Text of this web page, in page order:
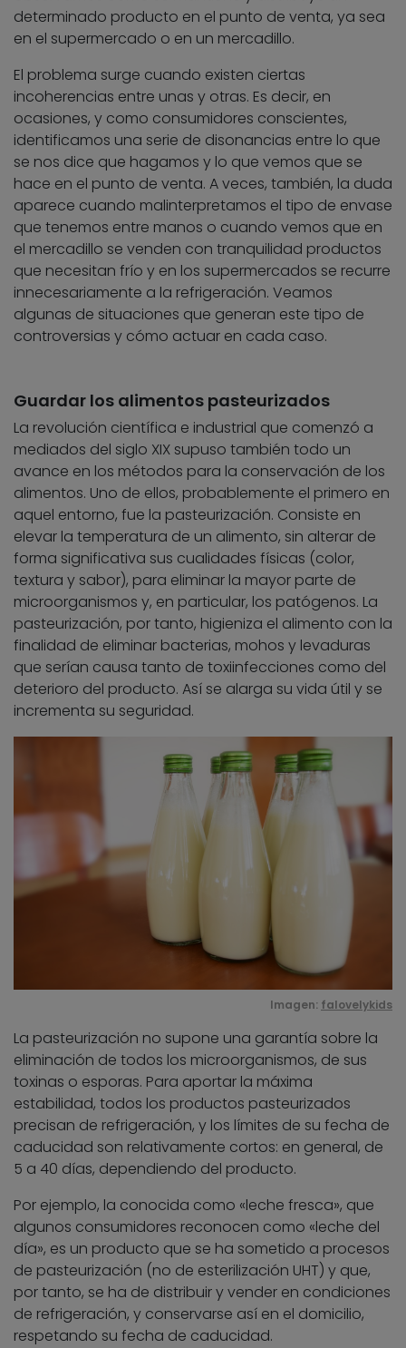
determinado producto en el punto de venta, ya sea
en el supermercado o en un mercadillo.
El problema surge cuando existen ciertas
incoherencias entre unas y otras. Es decir, en
ocasiones, y como consumidores conscientes,
identificamos una serie de disonancias entre lo que
se nos dice que hagamos y lo que vemos que se
hace en el punto de venta. A veces, también, la duda
aparece cuando malinterpretamos el tipo de envase
que tenemos entre manos o cuando vemos que en
el mercadillo se venden con tranquilidad productos
que necesitan frío y en los supermercados se recurre
innecesariamente a la refrigeración. Veamos
algunas de situaciones que generan este tipo de
controversias y cómo actuar en cada caso.
Guardar los alimentos pasteurizados
La revolución científica e industrial que comenzó a
mediados del siglo XIX supuso también todo un
avance en los métodos para la conservación de los
alimentos. Uno de ellos, probablemente el primero en
aquel entorno, fue la pasteurización. Consiste en
elevar la temperatura de un alimento, sin alterar de
forma significativa sus cualidades físicas (color,
textura y sabor), para eliminar la mayor parte de
microorganismos y, en particular, los patógenos. La
pasteurización, por tanto, higieniza el alimento con la
finalidad de eliminar bacterias, mohos y levaduras
que serían causa tanto de toxiinfecciones como del
deterioro del producto. Así se alarga su vida útil y se
incrementa su seguridad.
Imagen: falovelykids
La pasteurización no supone una garantía sobre la
eliminación de todos los microorganismos, de sus
toxinas o esporas. Para aportar la máxima
estabilidad, todos los productos pasteurizados
precisan de refrigeración, y los límites de su fecha de
caducidad son relativamente cortos: en general, de
5 a 40 días, dependiendo del producto.
Por ejemplo, la conocida como «leche fresca», que
algunos consumidores reconocen como «leche del
día», es un producto que se ha sometido a procesos
de pasteurización (no de esterilización UHT) y que,
por tanto, se ha de distribuir y vender en condiciones
de refrigeración, y conservarse así en el domicilio,
respetando su fecha de caducidad.